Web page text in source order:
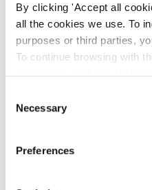
By clicking 'Accept all
all the cookies we use. To
purposes or third parties,
To continue browsing with
Policy. The cookie settings
Selection
Necessary
Preferences
DESCRIZIONE
Bisturi monouso, sterili
Bisturi con lama in acciaio
ISO 7153, ISO 7740 e BS EN
Sul manico e’ inoltre
misurazione dell’incisione.